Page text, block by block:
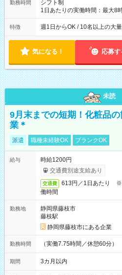
勤務時間
シフト制
1日あたりの実働時間：最大8
社後、就業可能シフトをご確
特徴 週1日からOK / 10名以上の大
気になる！ 応募す
未読
9月末までの短期！化粧品
業＊
派遣 職種未経験OK ブランクOK
給与
時給1200円
交通費別途支給あり
交通費
613円／1日あたり
働時間
勤務地
静岡県藤枝市
藤枝駅
静岡県藤枝市にある企業
勤務時間 （実働7.75時間／休憩60分）
期間 3カ月以内